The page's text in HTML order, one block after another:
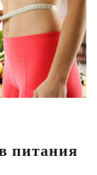
питания